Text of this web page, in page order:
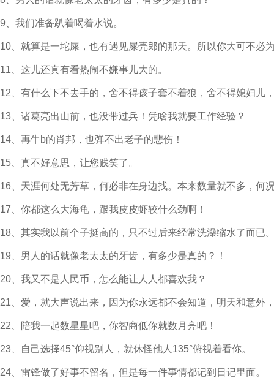
9、我们准备趴着喝着水说。
10、就算是一坨屎，也有遇见屎壳郎的那天。所以你大可不必
11、这儿还真有看热闹不嫌事儿大的。
12、有什么下不去手的，舍不得孩子套不着狼，舍不得媳妇儿
13、诸葛亮出山前，也没带过兵！凭啥我就要工作经验？
14、再牛b的肖邦，也弹不出老子的悲伤！
15、真不好意思，让您贱笑了。
16、天涯何处无芳草，何必非在身边找。本来数量就不多，何
17、你都这么大海龟，跟我皮皮虾较什么劲啊！
18、其实我以前个子挺高的，只不过后来经常洗澡缩水了而已
19、男人的话就像老太太的牙齿，有多少是真的？！
20、我又不是人民币，怎么能让人人都喜欢我？
21、爱，就大声说出来，因为你永远都不会知道，明天和意外
22、陪我一起数星星吧，你智商低你就数月亮吧！
23、自己选择45°仰视别人，就休怪他人135°俯视着看你。
24、雷锋做了好事不留名，但是每一件事情都记到日记里面。